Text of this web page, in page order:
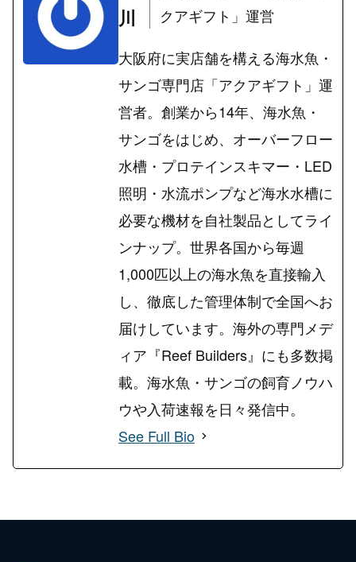
川
クアギフト」運営
大阪府に実店舗を構える海水魚・
サンゴ専門店「アクアギフト」運
営者。創業から14年、海水魚・
サンゴをはじめ、オーバーフロー
水槽・プロテインスキマー・LED
照明・水流ポンプなど海水水槽に
必要な機材を自社製品としてライ
ンナップ。世界各国から毎週
1,000匹以上の海水魚を直接輸入
し、徹底した管理体制で全国へお
届けしています。海外の専門メデ
ィア『Reef Builders』にも多数掲
載。海水魚・サンゴの飼育ノウハ
ウや入荷速報を日々発信中。
See Full Bio